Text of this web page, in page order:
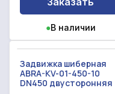
●В наличии
Задвижка шиберная
ABRA-KV-01-450-10
DN450 двусторонняя